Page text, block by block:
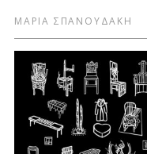
ΜΑΡΙΑ ΣΠΑΝΟΥΔΑΚΗ